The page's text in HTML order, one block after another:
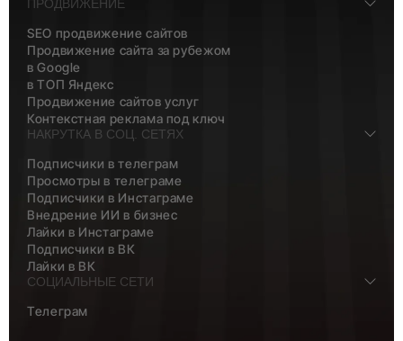
ПРОДВИЖЕНИЕ
SEO продвижение сайтов
Продвижение сайта за рубежом
в Google
в ТОП Яндекс
Продвижение сайтов услуг
Контекстная реклама под ключ
НАКРУТКА В СОЦ. СЕТЯХ
Подписчики в телеграм
Просмотры в телеграме
Подписчики в Инстаграме
Внедрение ИИ в бизнес
Лайки в Инстаграме
Подписчики в ВК
Лайки в ВК
СОЦИАЛЬНЫЕ СЕТИ
Телеграм